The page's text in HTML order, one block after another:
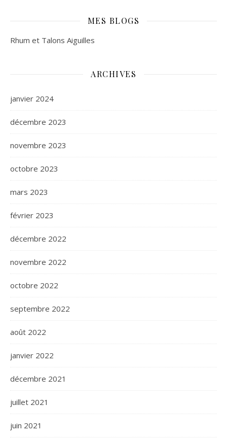
MES BLOGS
Rhum et Talons Aiguilles
ARCHIVES
janvier 2024
décembre 2023
novembre 2023
octobre 2023
mars 2023
février 2023
décembre 2022
novembre 2022
octobre 2022
septembre 2022
août 2022
janvier 2022
décembre 2021
juillet 2021
juin 2021